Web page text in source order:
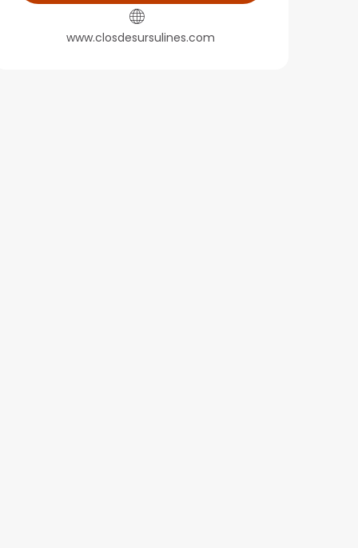
www.closdesursulines.com